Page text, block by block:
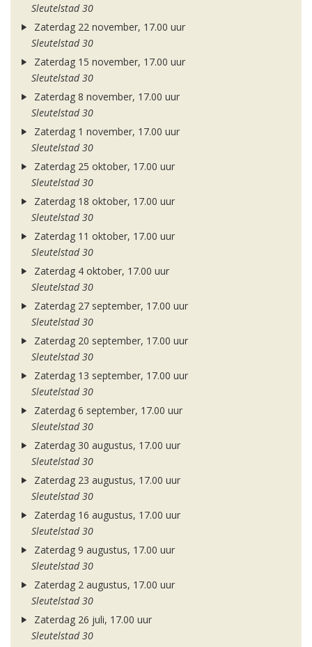
Sleutelstad 30
Zaterdag 22 november, 17.00 uur
Sleutelstad 30
Zaterdag 15 november, 17.00 uur
Sleutelstad 30
Zaterdag 8 november, 17.00 uur
Sleutelstad 30
Zaterdag 1 november, 17.00 uur
Sleutelstad 30
Zaterdag 25 oktober, 17.00 uur
Sleutelstad 30
Zaterdag 18 oktober, 17.00 uur
Sleutelstad 30
Zaterdag 11 oktober, 17.00 uur
Sleutelstad 30
Zaterdag 4 oktober, 17.00 uur
Sleutelstad 30
Zaterdag 27 september, 17.00 uur
Sleutelstad 30
Zaterdag 20 september, 17.00 uur
Sleutelstad 30
Zaterdag 13 september, 17.00 uur
Sleutelstad 30
Zaterdag 6 september, 17.00 uur
Sleutelstad 30
Zaterdag 30 augustus, 17.00 uur
Sleutelstad 30
Zaterdag 23 augustus, 17.00 uur
Sleutelstad 30
Zaterdag 16 augustus, 17.00 uur
Sleutelstad 30
Zaterdag 9 augustus, 17.00 uur
Sleutelstad 30
Zaterdag 2 augustus, 17.00 uur
Sleutelstad 30
Zaterdag 26 juli, 17.00 uur
Sleutelstad 30